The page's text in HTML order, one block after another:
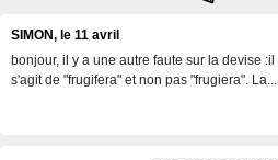
SIMON, le 11 avril
bonjour, il y a une autre faute sur la devise :il
s'agit de "frugifera" et non pas "frugiera". La...